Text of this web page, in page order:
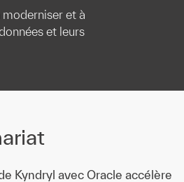
et à
et leurs
Kyndryl avec Oracle accélère